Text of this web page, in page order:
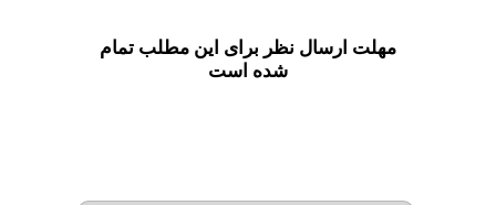
مهلت ارسال نظر برای این مطلب تمام
شده است